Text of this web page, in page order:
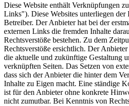
Diese Website enthält Verknüpfungen
Links"). Diese Websites unterliegen
Betreiber. Der Anbieter hat bei der
externen Links die fremden Inhalte
Rechtsverstöße bestehen. Zu dem
Rechtsverstöße ersichtlich. Der
die aktuelle und zukünftige Gestaltung
verknüpften Seiten. Das Setzen von
dass sich der Anbieter die hinter dem
Inhalte zu Eigen macht. Eine ständige
ist für den Anbieter ohne konkrete
nicht zumutbar. Bei Kenntnis von